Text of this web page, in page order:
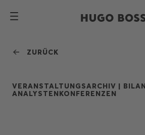
ZURÜCK
VERANSTALTUNGSARCHIV |
ANALYSTENKONFERENZEN